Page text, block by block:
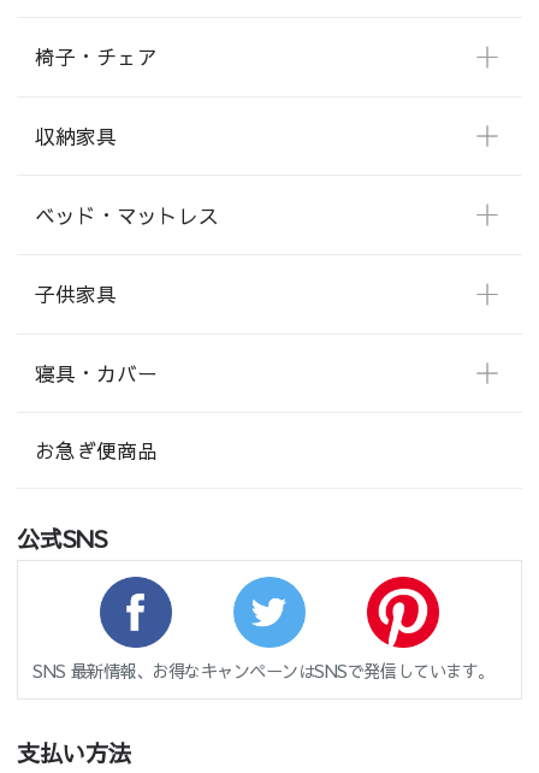
椅子・チェア
収納家具
ベッド・マットレス
子供家具
寝具・カバー
お急ぎ便商品
公式SNS
SNS 最新情報、お得なキャンペーンはSNSで発信しています。
支払い方法